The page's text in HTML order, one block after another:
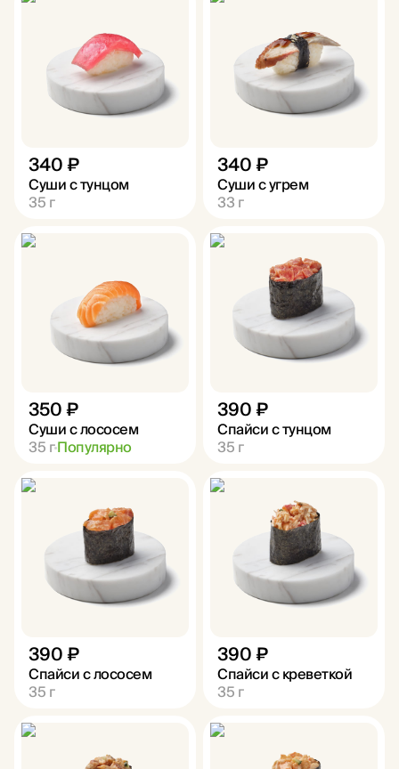
340 ₽
Суши с тунцом
35г
340 ₽
Суши с угрем
33г
350 ₽
Суши с лососем
35гПопулярно
390 ₽
Спайси с тунцом
35г
390 ₽
Спайси с лососем
35г
390 ₽
Спайси с креветкой
35г